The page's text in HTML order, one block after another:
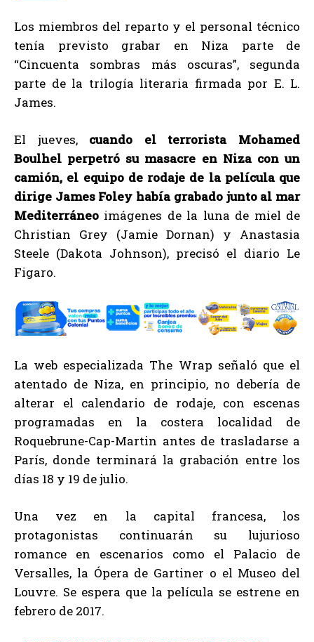
Los miembros del reparto y el personal técnico
tenía previsto grabar en Niza parte de
“Cincuenta sombras más oscuras”, segunda
parte de la trilogía literaria firmada por E. L.
James.
El jueves, cuando el terrorista Mohamed
Boulhel perpetró su masacre en Niza con un
camión, el equipo de rodaje de la película que
dirige James Foley había grabado junto al mar
Mediterráneo imágenes de la luna de miel de
Christian Grey (Jamie Dornan) y Anastasia
Steele (Dakota Johnson), precisó el diario Le
Figaro.
La web especializada The Wrap señaló que el
atentado de Niza, en principio, no debería de
alterar el calendario de rodaje, con escenas
programadas en la costera localidad de
Roquebrune-Cap-Martin antes de trasladarse a
París, donde terminará la grabación entre los
días 18 y 19 de julio.
Una vez en la capital francesa, los
protagonistas continuarán su lujurioso
romance en escenarios como el Palacio de
Versalles, la Ópera de Gartiner o el Museo del
Louvre. Se espera que la película se estrene en
febrero de 2017.